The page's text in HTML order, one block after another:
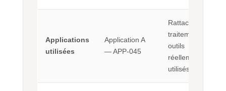
Applications
utilisées
Application A
— APP-045
Rattacher le
traitement aux
outils
réellement
utilisés.